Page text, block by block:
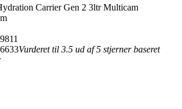
Carrier Gen 2 3ltr Multicam
Vurderet til 3.5 ud af 5 stjerner baseret